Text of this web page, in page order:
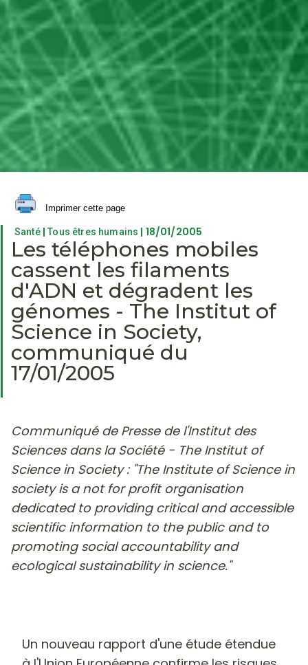
Imprimer cette page
Santé|Tous êtres humains | 18/01/2005
Les téléphones mobiles
cassent les filaments
d'ADN et dégradent les
génomes - The Institut of
Science in Society,
communiqué du
17/01/2005
Communiqué de Presse de l'Institut des
Sciences dans la Société - The Institut of
Science in Society : "The Institute of Science in
society is a not for profit organisation
dedicated to providing critical and accessible
scientific information to the public and to
promoting social accountability and
ecological sustainability in science."
Un nouveau rapport d'une étude étendue